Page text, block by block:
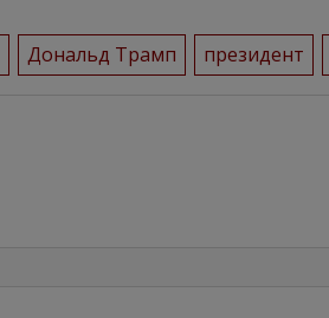
Дональд Трамп президент